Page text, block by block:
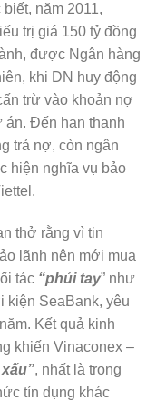
năm 2011,
trị giá 150 tỷ đồng
được Ngân hàng
khi DN huy động
trừ vào khoản nợ
án. Đến hạn thanh
trả nợ, còn ngân
hiện nghĩa vụ bảo
thở rằng vì tin
lãnh nên mới mua
tác “phủi tay” như
kiện SeaBank, yêu
Kết quả kinh
khiến Vinaconex –
, nhất là trong
tín dụng khác